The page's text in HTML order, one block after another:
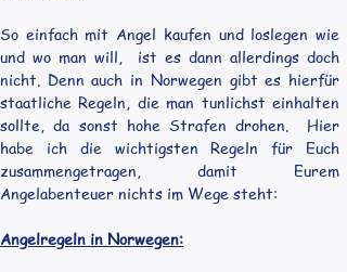
So einfach mit Angel kaufen und loslegen wie
und wo man will,  ist es dann allerdings doch
nicht. Denn auch in Norwegen gibt es hierfür
staatliche Regeln, die man tunlichst einhalten
sollte, da sonst hohe Strafen drohen.  Hier
habe ich die wichtigsten Regeln für Euch
zusammengetragen, damit Eurem
Angelabenteuer nichts im Wege steht:
Angelregeln in Norwegen: